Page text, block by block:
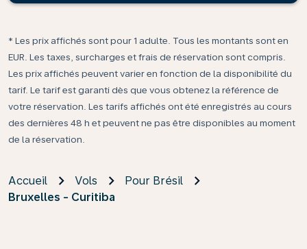
* Les prix affichés sont pour 1 adulte. Tous les montants sont en
EUR. Les taxes, surcharges et frais de réservation sont compris.
Les prix affichés peuvent varier en fonction de la disponibilité du
tarif. Le tarif est garanti dès que vous obtenez la référence de
votre réservation. Les tarifs affichés ont été enregistrés au cours
des dernières 48 h et peuvent ne pas être disponibles au moment
de la réservation.
Accueil Vols
Pour Brésil
Bruxelles - Curitiba